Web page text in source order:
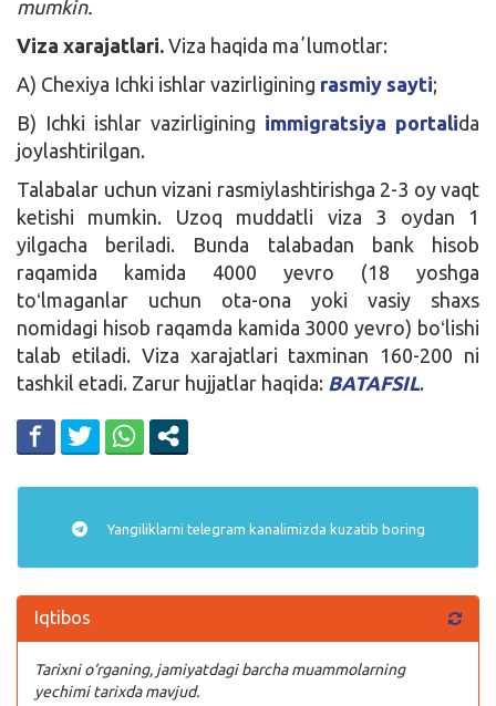
mumkin.
Viza xarajatlari. Viza haqida maʼlumotlar:
A) Chexiya Ichki ishlar vazirligining rasmiy sayti;
B) Ichki ishlar vazirligining immigratsiya portalida
joylashtirilgan.
Talabalar uchun vizani rasmiylashtirishga 2-3 oy vaqt
ketishi mumkin. Uzoq muddatli viza 3 oydan 1
yilgacha beriladi. Bunda talabadan bank hisob
raqamida kamida 4000 yevro (18 yoshga
toʻlmaganlar uchun ota-ona yoki vasiy shaxs
nomidagi hisob raqamda kamida 3000 yevro) boʻlishi
talab etiladi. Viza xarajatlari taxminan 160-200 ni
tashkil etadi. Zarur hujjatlar haqida: BATAFSIL.
Yangiliklarni telegram kanalimizda kuzatib boring
Iqtibos
Tarixni o‘rganing, jamiyatdagi barcha muammolarning
yechimi tarixda mavjud.